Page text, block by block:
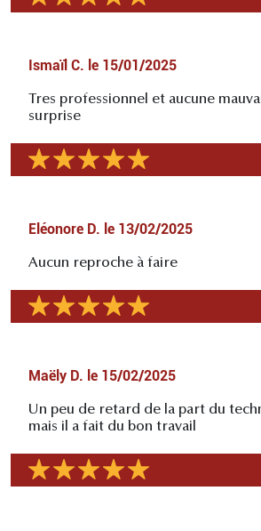
Ismaïl C. le 15/01/2025
Tres professionnel et aucune
surprise
Eléonore D. le 13/02/2025
Aucun reproche à faire
Maëly D. le 15/02/2025
Un peu de retard de la part du
mais il a fait du bon travail